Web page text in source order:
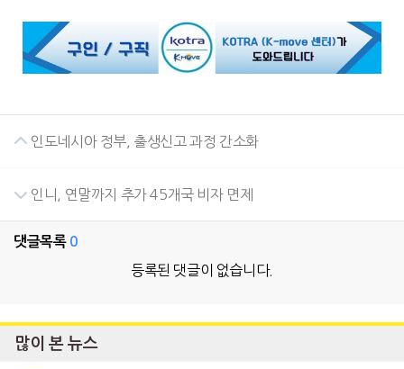
인도네시아 정부, 출생신고 과정 간소화
인니, 연말까지 추가 45개국 비자 면제
댓글목록 0
등록된 댓글이 없습니다.
많이 본 뉴스